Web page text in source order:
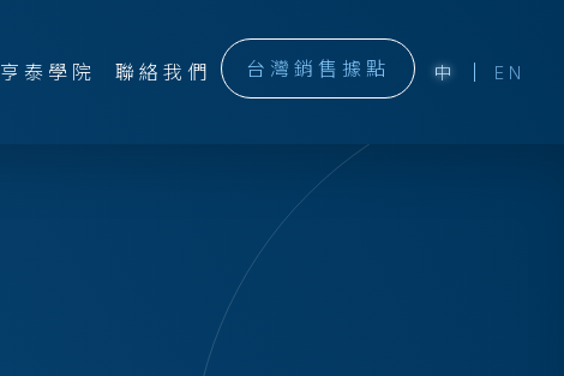
亨泰學院 聯絡我們 台灣銷售據點 中 EN